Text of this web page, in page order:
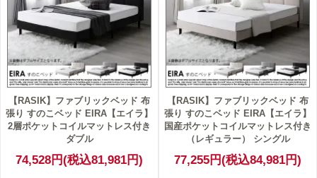
【RASIK】ファブリックベッド 布
張り すのこベッド EIRA【エイラ】
2層ポケットコイルマットレス付き
ダブル
74,528円(税込81,981円)
【RASIK】ファブリックベッド 布
張り すのこベッド EIRA【エイラ】
国産ポケットコイルマットレス付き
（レギュラー） シングル
77,255円(税込84,981円)